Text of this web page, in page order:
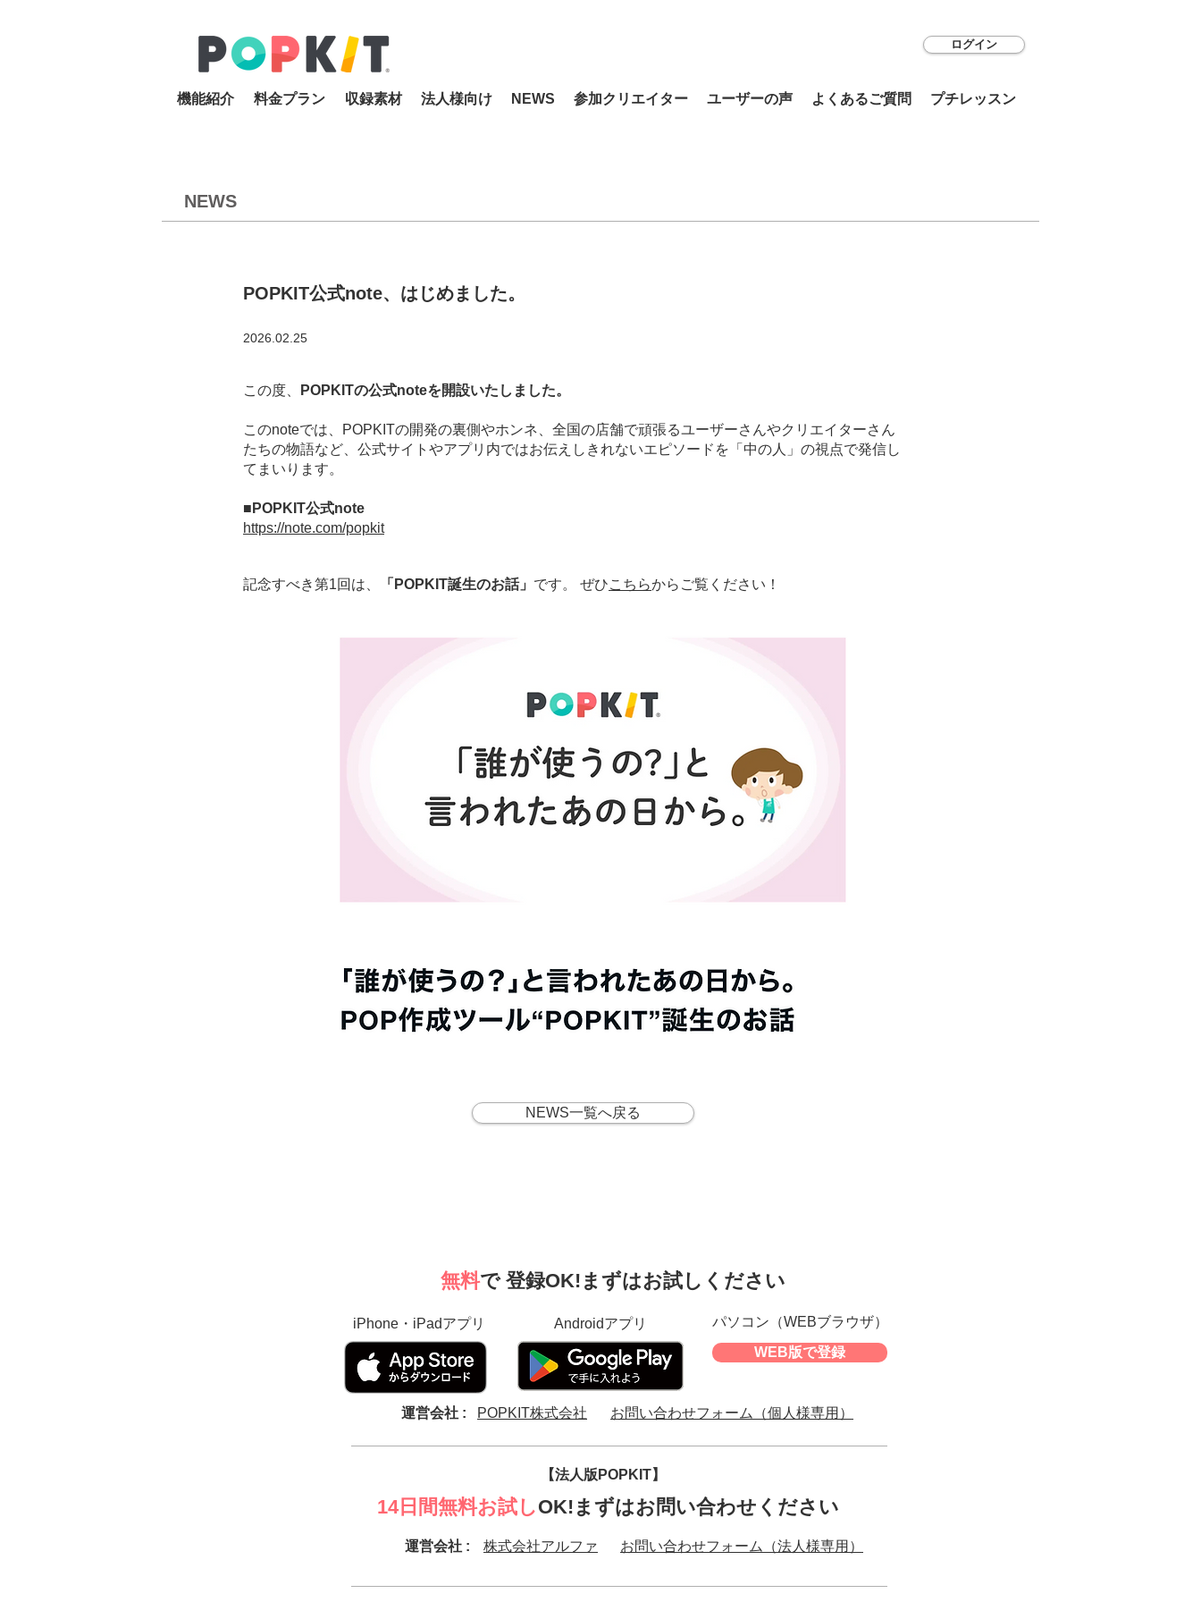
ログイン
機能紹介 料金プラン 収録素材 法人様向け NEWS 参加クリエイター ユーザーの声 よくあるご質問 プチレッスン
NEWS
POPKIT公式note、はじめました。
2026.02.25
この度、 POPKITの公式noteを開設いたしました。
このnoteでは、POPKITの開発の裏側やホンネ、全国の店舗で頑張るユーザーさんやクリエイターさん
たちの物語など、公式サイトやアプリ内ではお伝えしきれないエピソードを「中の人」の視点で発信し
てまいります。
■POPKIT公式note
https://note.com/popkit
記念すべき第1回は、 「POPKIT誕生のお話」 です。 ぜひこちらからご覧ください！
NEWS一覧へ戻る
無料で 登録OK!まずはお試しください
iPhone・iPadアプリ Androidアプリ
パソコン（WEBブラウザ）
WEB版で登録
運営会社 : POPKIT株式会社 お問い合わせフォーム（個人様専用）
​【法人版POPKIT】
14日間無料お試しOK!まずはお問い合わせください
運営会社 : お問い合わせフォーム（法人様専用）
株式会社アルファ